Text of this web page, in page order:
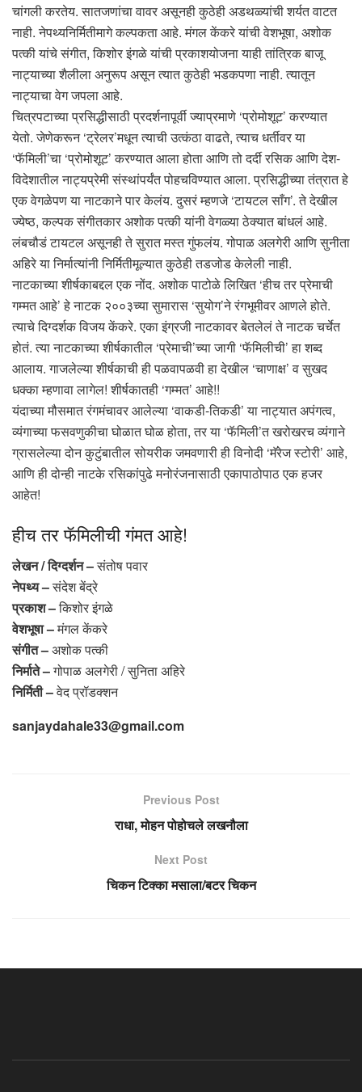
चांगली करतेय. सातजणांचा वावर असूनही कुठेही अडथळ्यांची शर्यत वाटत
नाही. नेपथ्यनिर्मितीमागे कल्पकता आहे. मंगल केंकरे यांची वेशभूषा, अशोक
पत्की यांचे संगीत, किशोर इंगळे यांची प्रकाशयोजना याही तांत्रिक बाजू
नाट्याच्या शैलीला अनुरूप असून त्यात कुठेही भडकपणा नाही. त्यातून
नाट्याचा वेग जपला आहे.
चित्रपटाच्या प्रसिद्धीसाठी प्रदर्शनापूर्वी ज्याप्रमाणे ‘प्रोमोशूट’ करण्यात
येतो. जेणेकरून ‘ट्रेलर’मधून त्याची उत्कंठा वाढते, त्याच धर्तीवर या
‘फॅमिली’चा ‘प्रोमोशूट’ करण्यात आला होता आणि तो दर्दी रसिक आणि देश-
विदेशातील नाट्यप्रेमी संस्थांपर्यंत पोहचविण्यात आला. प्रसिद्धीच्या तंत्रात हे
एक वेगळेपण या नाटकाने पार केलंय. दुसरं म्हणजे ‘टायटल साँग’. ते देखील
ज्येष्ठ, कल्पक संगीतकार अशोक पत्की यांनी वेगळ्या ठेक्यात बांधलं आहे.
लंबचौडं टायटल असूनही ते सुरात मस्त गुंफलंय. गोपाळ अलगेरी आणि सुनीता
अहिरे या निर्मात्यांनी निर्मितीमूल्यात कुठेही तडजोड केलेली नाही.
नाटकाच्या शीर्षकाबद्दल एक नोंद. अशोक पाटोळे लिखित ‘हीच तर प्रेमाची
गम्मत आहे’ हे नाटक २००३च्या सुमारास ‘सुयोग’ने रंगभूमीवर आणले होते.
त्याचे दिग्दर्शक विजय केंकरे. एका इंग्रजी नाटकावर बेतलेलं ते नाटक चर्चेत
होतं. त्या नाटकाच्या शीर्षकातील ‘प्रेमाची’च्या जागी ‘फॅमिलीची’ हा शब्द
आलाय. गाजलेल्या शीर्षकाची ही पळवापळवी हा देखील ‘चाणाक्ष’ व सुखद
धक्का म्हणावा लागेल! शीर्षकातही ‘गम्मत’ आहे!!
यंदाच्या मौसमात रंगमंचावर आलेल्या ‘वाकडी-तिकडी’ या नाट्यात अपंगत्व,
व्यंगाच्या फसवणुकीचा घोळात घोळ होता, तर या ‘फॅमिली’त खरोखरच व्यंगाने
ग्रासलेल्या दोन कुटुंबातील सोयरीक जमवणारी ही विनोदी ‘मॅरेज स्टोरी’ आहे,
आणि ही दोन्ही नाटके रसिकांपुढे मनोरंजनासाठी एकापाठोपाठ एक हजर
आहेत!
हीच तर फॅमिलीची गंमत आहे!
लेखन / दिग्दर्शन –संतोष पवार
नेपथ्य –संदेश बेंद्रे
प्रकाश –किशोर इंगळे
वेशभूषा –मंगल केंकरे
संगीत –अशोक पत्की
निर्माते –गोपाळ अलगेरी / सुनिता अहिरे
निर्मिती –वेद प्रॉडक्शन
sanjaydahale33@gmail.com
Previous Post
राधा, मोहन पोहोचले लखनौला
Next Post
चिकन टिक्का मसाला/बटर चिकन